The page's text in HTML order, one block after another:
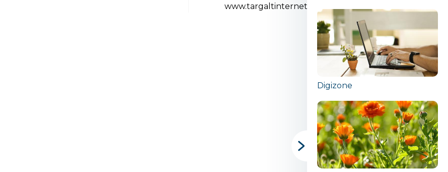
www.targaltinternetis.ee/lapsevanematele
Digizone